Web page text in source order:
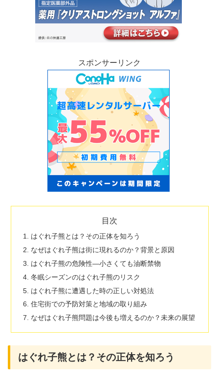
スポンサーリンク
目次
はぐれ子熊とは？その正体を知ろう
なぜはぐれ子熊は街に現れるのか？背景と原因
はぐれ子熊の危険性―小さくても油断禁物
冬眠シーズンのはぐれ子熊のリスク
はぐれ子熊に遭遇した時の正しい対処法
住宅街での予防対策と地域の取り組み
なぜはぐれ子熊問題は今後も増えるのか？未来の展望
はぐれ子熊とは？その正体を知ろう